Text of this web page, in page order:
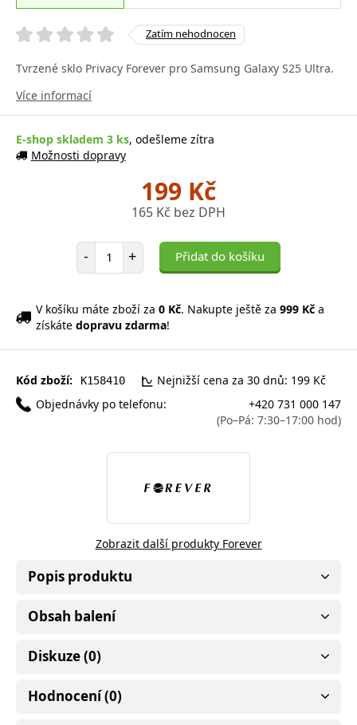
Zatím nehodnocen
Tvrzené sklo Privacy Forever pro Samsung Galaxy S25 Ultra.
Více informací
E-shop skladem 3 ks, odešleme zítra
Možnosti dopravy
199 Kč
165 Kč bez DPH
- Počet položek
+ Přidat do košíku
V košíku máte zboží za 0 Kč. Nakupte ještě za 999 Kč a
získáte dopravu zdarma!
Kód zboží: K158410
Nejnižší cena za 30 dnů: 199 Kč
Objednávky po telefonu:
+420 731 000 147
(Po–Pá: 7:30–17:00 hod)
Zobrazit další produkty Forever
Popis produktu
Obsah balení
Diskuze (0)
Hodnocení (0)